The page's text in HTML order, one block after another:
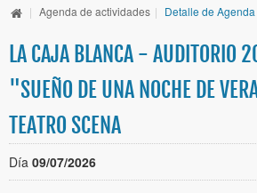
Inscripción en
Información y Recursos
Actividades y Programas
La Caja Blanca
Ayudas y Premios
| Agenda de actividades | Detalle de Agenda
LA CAJA BLANCA - AUDITORIO
"SUEÑO DE UNA NOCHE DE
TEATRO SCENA
Día 09/07/2026